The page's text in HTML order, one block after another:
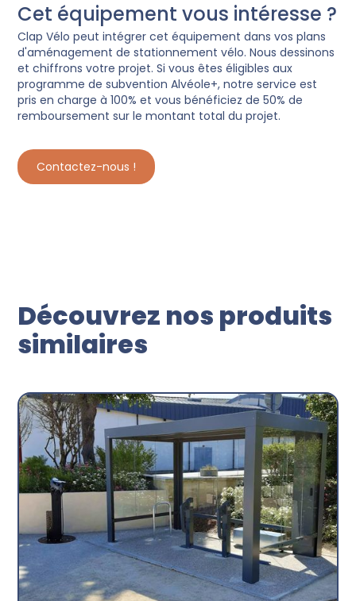
Cet équipement vous intéresse ?
Clap Vélo peut intégrer cet équipement dans vos plans
d'aménagement de stationnement vélo. Nous dessinons
et chiffrons votre projet. Si vous êtes éligibles aux
programme de subvention Alvéole+, notre service est
pris en charge à 100% et vous bénéficiez de 50% de
remboursement sur le montant total du projet.
Contactez-nous !
Découvrez nos produits
similaires